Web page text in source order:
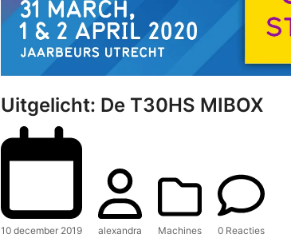
Uitgelicht: De T30HS MIBOX
10 december 2019 alexandra Machines 0 Reacties